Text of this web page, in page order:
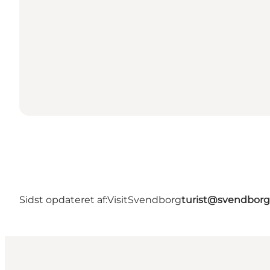
Sidst opdateret af:VisitSvendborg